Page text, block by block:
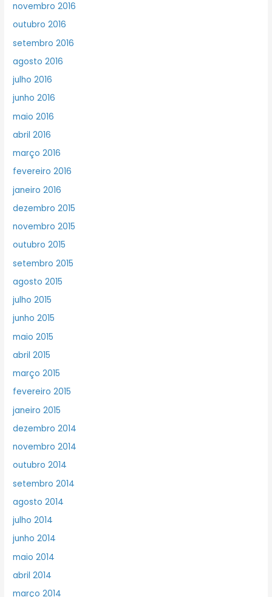
novembro 2016
outubro 2016
setembro 2016
agosto 2016
julho 2016
junho 2016
maio 2016
abril 2016
março 2016
fevereiro 2016
janeiro 2016
dezembro 2015
novembro 2015
outubro 2015
setembro 2015
agosto 2015
julho 2015
junho 2015
maio 2015
abril 2015
março 2015
fevereiro 2015
janeiro 2015
dezembro 2014
novembro 2014
outubro 2014
setembro 2014
agosto 2014
julho 2014
junho 2014
maio 2014
abril 2014
março 2014